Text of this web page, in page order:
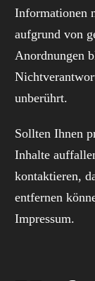
Informationen
aufgrund von
Anordnungen
unberührt.
Sollten Ihnen
Inhalte
kontaktieren,
entfernen
Impressum.